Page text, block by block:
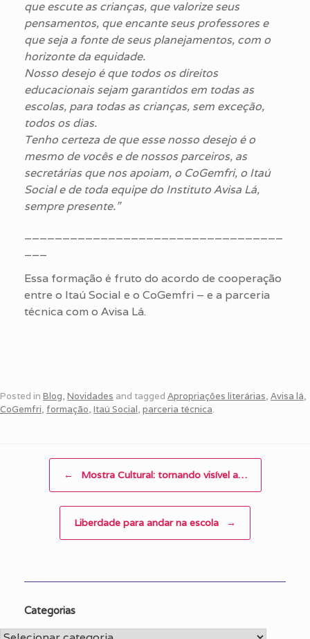
que escute as crianças, que valorize seus
pensamentos, que encante seus professores e
que seja a fonte de seus planejamentos, com o
horizonte da equidade.
Nosso desejo é que todos os direitos
educacionais sejam garantidos em todas as
escolas, para todas as crianças, sem exceção,
todos os dias.
Tenho certeza de que esse nosso desejo é o
mesmo de vocês e de nossos parceiros, as
secretárias que nos apoiam, o CoGemfri, o Itaú
Social e de toda equipe do Instituto Avisa Lá,
sempre presente.”
Essa formação é fruto do acordo de cooperação
entre o Itaú Social e o CoGemfri – e a parceria
técnica com o Avisa Lá.
Posted in Blog, Novidades and tagged Apropriações literárias, Avisa lá,
CoGemfri, formação, Itaú Social, parceria técnica.
Post navigation
← Mostra Cultural: tornando visível a…
Liberdade para andar na escola →
Categorias
Categorias